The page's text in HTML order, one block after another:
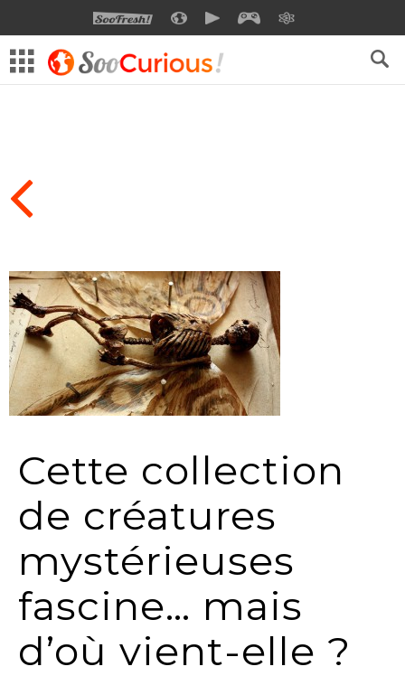
SOOFRESHSOOCURIOUSSOOMOTIONSOOGEEK
Cette collection
de créatures
mystérieuses
fascine… mais
d’où vient-elle ?